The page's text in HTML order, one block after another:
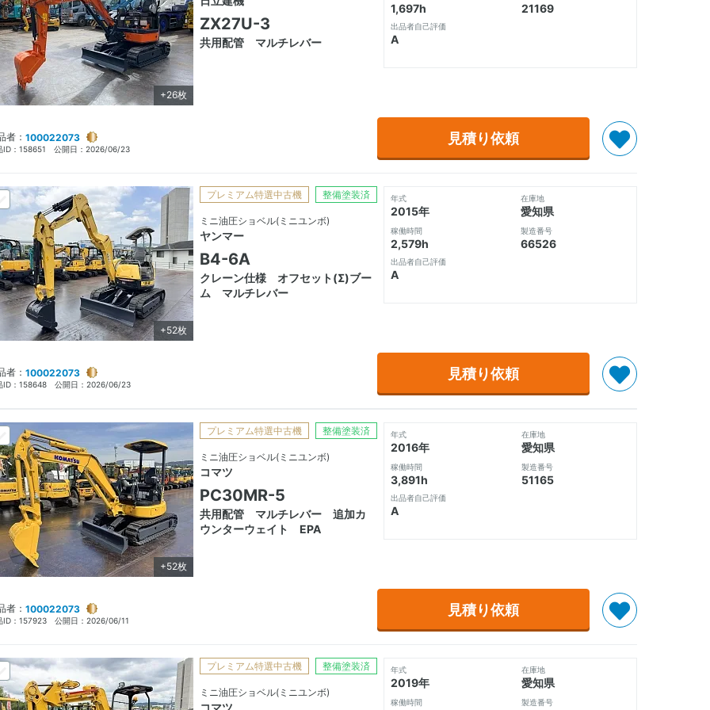
+26枚
ZX27U-3
共用配管 マルチレバー
1,697h
出品者自己評価
A
21169
見積り依頼
者： 100022073
ID： 158651 公開日： 2026/06/23
+52枚
プレミアム特選中古機 整備塗装済
ミニ油圧ショベル(ミニユンボ)
ヤンマー
B4-6A
クレーン仕様 オフセット(Σ)ブー
ム マルチレバー
年式
2015年
稼働時間
2,579h
出品者自己評価
A
在庫地
愛知県
製造番号
66526
見積り依頼
者： 100022073
ID： 158648 公開日： 2026/06/23
+52枚
プレミアム特選中古機 整備塗装済
ミニ油圧ショベル(ミニユンボ)
コマツ
PC30MR-5
共用配管 マルチレバー 追加カ
ウンターウェイト EPA
年式
2016年
稼働時間
3,891h
出品者自己評価
A
在庫地
愛知県
製造番号
51165
見積り依頼
者： 100022073
ID： 157923 公開日： 2026/06/11
プレミアム特選中古機 整備塗装済
ミニ油圧ショベル(ミニユンボ)
年式
2019年
稼働時間
在庫地
愛知県
製造番号